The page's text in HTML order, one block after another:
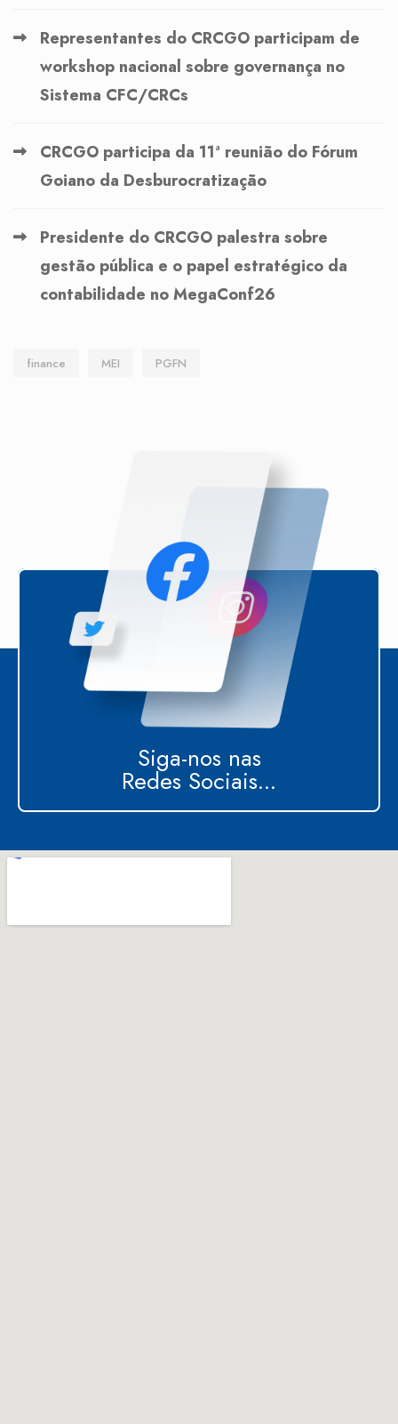
Representantes do CRCGO participam de
workshop nacional sobre governança no
Sistema CFC/CRCs
CRCGO participa da 11ª reunião do Fórum
Goiano da Desburocratização
Presidente do CRCGO palestra sobre
gestão pública e o papel estratégico da
contabilidade no MegaConf26
finance MEI PGFN
Siga-nos nas
Redes Sociais...